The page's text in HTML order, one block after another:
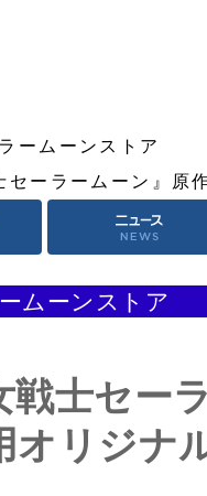
ームーンストア
セーラームーン』原
ムーンストア
戦士セー
オリジナ